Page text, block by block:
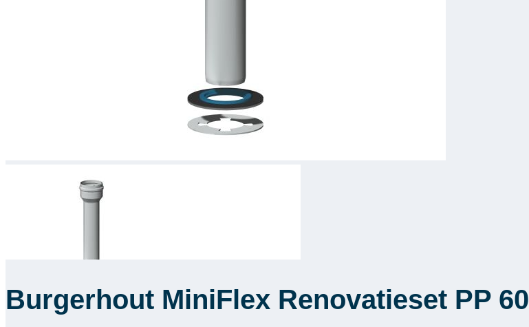
Burgerhout MiniFlex Renovatieset PP 60